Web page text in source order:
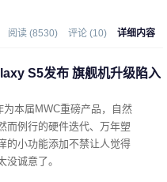
阅读 (8530) 评论 (10) 详细内容
S5发布 旗舰机升级陷入
为本届MWC重磅产品，自然
而例行的硬件迭代、万年塑
的小功能添加不禁让人觉得
没诚意了。